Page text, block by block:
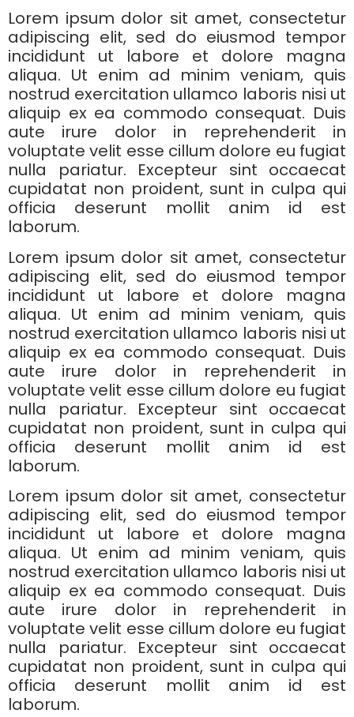
Lorem ipsum dolor sit amet, consectetur
adipiscing elit, sed do eiusmod tempor
incididunt ut labore et dolore magna
aliqua. Ut enim ad minim veniam, quis
nostrud exercitation ullamco laboris nisi ut
aliquip ex ea commodo consequat. Duis
aute irure dolor in reprehenderit in
voluptate velit esse cillum dolore eu fugiat
nulla pariatur. Excepteur sint occaecat
cupidatat non proident, sunt in culpa qui
officia deserunt mollit anim id est
laborum.
Lorem ipsum dolor sit amet, consectetur
adipiscing elit, sed do eiusmod tempor
incididunt ut labore et dolore magna
aliqua. Ut enim ad minim veniam, quis
nostrud exercitation ullamco laboris nisi ut
aliquip ex ea commodo consequat. Duis
aute irure dolor in reprehenderit in
voluptate velit esse cillum dolore eu fugiat
nulla pariatur. Excepteur sint occaecat
cupidatat non proident, sunt in culpa qui
officia deserunt mollit anim id est
laborum.
Lorem ipsum dolor sit amet, consectetur
adipiscing elit, sed do eiusmod tempor
incididunt ut labore et dolore magna
aliqua. Ut enim ad minim veniam, quis
nostrud exercitation ullamco laboris nisi ut
aliquip ex ea commodo consequat. Duis
aute irure dolor in reprehenderit in
voluptate velit esse cillum dolore eu fugiat
nulla pariatur. Excepteur sint occaecat
cupidatat non proident, sunt in culpa qui
officia deserunt mollit anim id est
laborum.